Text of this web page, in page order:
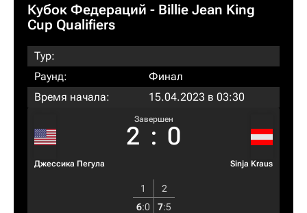
Кубок Федераций - Billie Jean King
Cup Qualifiers
Тур:
Раунд:
Финал
Время начала:
15.04.2023 в 03:30
Джессика Пегула
Завершен
2 : 0
Sinja Kraus
1
2
6:0 7:5